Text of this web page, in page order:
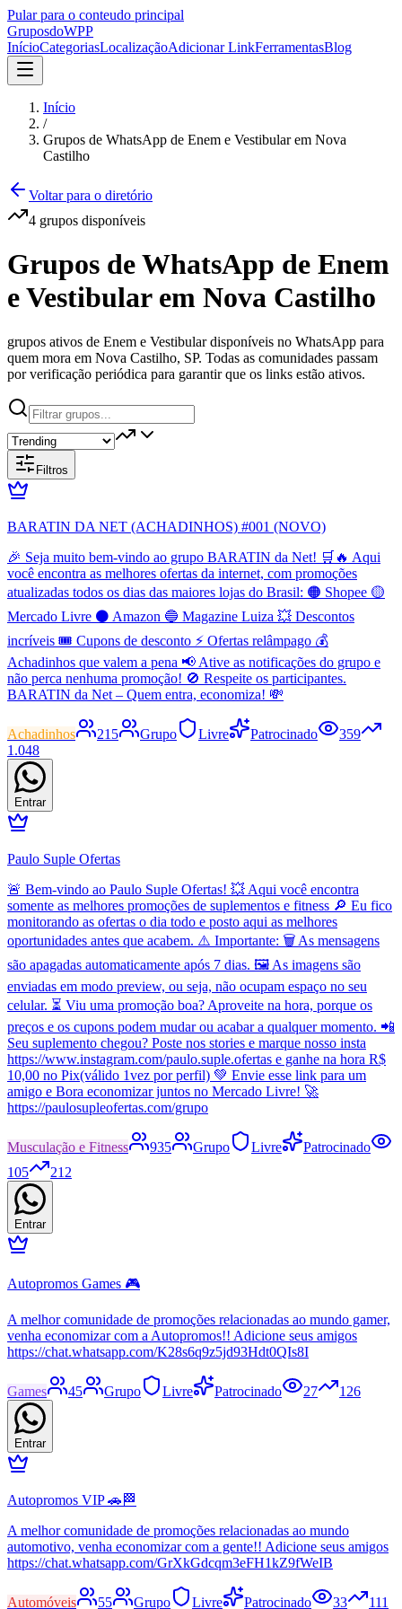
Pular para o conteudo principal
GruposdoWPP
InícioCategoriasLocalizaçãoAdicionar LinkFerramentasBlog
Início
/
Grupos de WhatsApp de Enem e Vestibular em Nova
Castilho
Voltar para o diretório
4 grupos disponíveis
Grupos de WhatsApp de Enem
e Vestibular em Nova Castilho
grupos ativos de Enem e Vestibular disponíveis no WhatsApp para
quem mora em Nova Castilho, SP. Todas as comunidades passam
por verificação periódica para garantir que os links estão ativos.
Filtros
BARATIN DA NET (ACHADINHOS) #001 (NOVO)
🎉 Seja muito bem-vindo ao grupo BARATIN da Net! 🛒🔥 Aqui
você encontra as melhores ofertas da internet, com promoções
atualizadas todos os dias das maiores lojas do Brasil: 🟠 Shopee 🟡
Mercado Livre ⚫ Amazon 🔵 Magazine Luiza 💥 Descontos
incríveis 🎟️ Cupons de desconto ⚡ Ofertas relâmpago 💰
Achadinhos que valem a pena 📢 Ative as notificações do grupo e
não perca nenhuma promoção! 🚫 Respeite os participantes.
BARATIN da Net – Quem entra, economiza! 💸
Achadinhos 215 Grupo Livre Patrocinado
359
1.048
Entrar
Paulo Suple Ofertas
🚨 Bem-vindo ao Paulo Suple Ofertas! 💥 Aqui você encontra
somente as melhores promoções de suplementos e fitness 🔎 Eu fico
monitorando as ofertas o dia todo e posto aqui as melhores
oportunidades antes que acabem. ⚠️ Importante: 🗑️ As mensagens
são apagadas automaticamente após 7 dias. 🖼️ As imagens são
enviadas em modo preview, ou seja, não ocupam espaço no seu
celular. ⏳ Viu uma promoção boa? Aproveite na hora, porque os
preços e os cupons podem mudar ou acabar a qualquer momento. 📲
Seu suplemento chegou? Poste nos stories e marque nosso insta
https://www.instagram.com/paulo.suple.ofertas e ganhe na hora R$
10,00 no Pix(válido 1vez por perfil) 💚 Envie esse link para um
amigo e Bora economizar juntos no Mercado Livre! 🚀
https://paulosupleofertas.com/grupo
Musculação e Fitness 935 Grupo Livre
Patrocinado
105
212
Entrar
Autopromos Games 🎮
A melhor comunidade de promoções relacionadas ao mundo gamer,
venha economizar com a Autopromos!! Adicione seus amigos
https://chat.whatsapp.com/K28s6q9z5jd93Hdt0QIs8I
Games 45 Grupo Livre Patrocinado 27 126
Entrar
Autopromos VIP 🚗🏁
A melhor comunidade de promoções relacionadas ao mundo
automotivo, venha economizar com a gente!! Adicione seus amigos
https://chat.whatsapp.com/GrXkGdcqm3eFH1kZ9fWeIB
Automóveis 55 Grupo Livre Patrocinado 33 111